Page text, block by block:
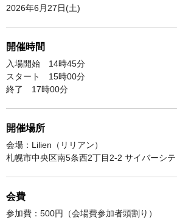
2026年6月27日(土)
開催時間
入場開始 14時45分
スタート 15時00分
終了 17時00分
開催場所
会場：Lilien（リリアン）
札幌市中央区南5条西2丁目2-2 サイバーシ
会費
参加費：500円（会場費参加者頭割り）